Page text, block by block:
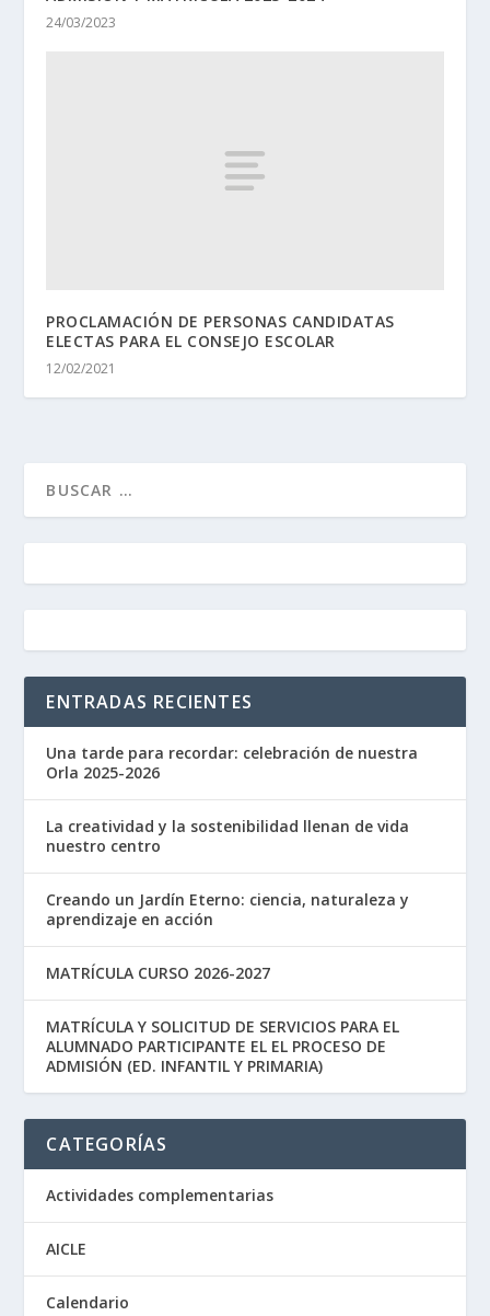
24/03/2023
PROCLAMACIÓN DE PERSONAS CANDIDATAS
ELECTAS PARA EL CONSEJO ESCOLAR
12/02/2021
ENTRADAS RECIENTES
Una tarde para recordar: celebración de nuestra
Orla 2025-2026
La creatividad y la sostenibilidad llenan de vida
nuestro centro
Creando un Jardín Eterno: ciencia, naturaleza y
aprendizaje en acción
MATRÍCULA CURSO 2026-2027
MATRÍCULA Y SOLICITUD DE SERVICIOS PARA EL
ALUMNADO PARTICIPANTE EL EL PROCESO DE
ADMISIÓN (ED. INFANTIL Y PRIMARIA)
CATEGORÍAS
Actividades complementarias
AICLE
Calendario